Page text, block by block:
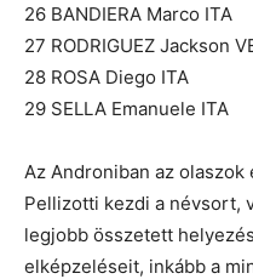
26 BANDIERA Marco ITA
27 RODRIGUEZ Jackson
28 ROSA Diego ITA
29 SELLA Emanuele ITA
Az Androniban az
Pellizotti kezdi a névsort,
legjobb összetett
elképzeléseit, inkább a